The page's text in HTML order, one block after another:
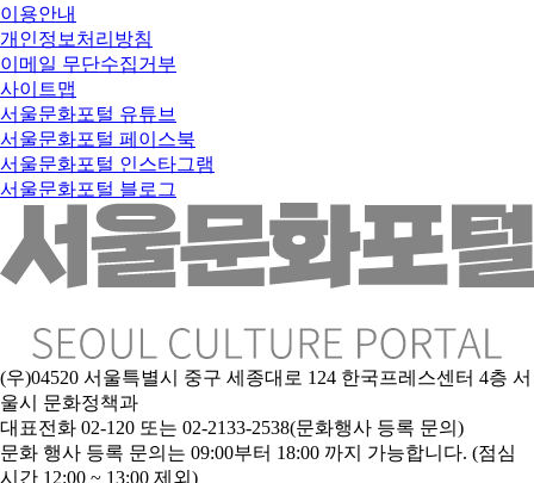
이용안내
개인정보처리방침
이메일 무단수집거부
사이트맵
서울문화포털 유튜브
서울문화포털 페이스북
서울문화포털 인스타그램
서울문화포털 블로그
(우)04520 서울특별시 중구 세종대로 124 한국프레스센터 4층 서
울시 문화정책과
대표전화 02-120 또는 02-2133-2538(문화행사 등록 문의)
문화 행사 등록 문의는 09:00부터 18:00 까지 가능합니다. (점심
시간 12:00 ~ 13:00 제외)